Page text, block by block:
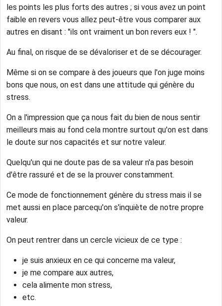
les points les plus forts des autres ; si vous avez un point
faible en revers vous allez peut-être vous comparer aux
autres en disant : "ils ont vraiment un bon revers eux ! ".
Au final, on risque de se dévaloriser et de se décourager.
Même si on se compare à des joueurs que l'on juge moins
bons que nous, on est dans une attitude qui génère du
stress.
On a l'impression que ça nous fait du bien de nous sentir
meilleurs mais au fond cela montre surtout qu'on est dans
le doute sur nos capacités et sur notre valeur.
Quelqu'un qui ne doute pas de sa valeur n'a pas besoin
d'être rassuré et de se la prouver constamment.
Ce mode de fonctionnement génère du stress mais il se
met aussi en place parcequ'on s'inquiète de notre propre
valeur.
On peut rentrer dans un cercle vicieux de ce type :
je suis anxieux en ce qui concerne ma valeur,
je me compare aux autres,
cela alimente mon stress,
etc.